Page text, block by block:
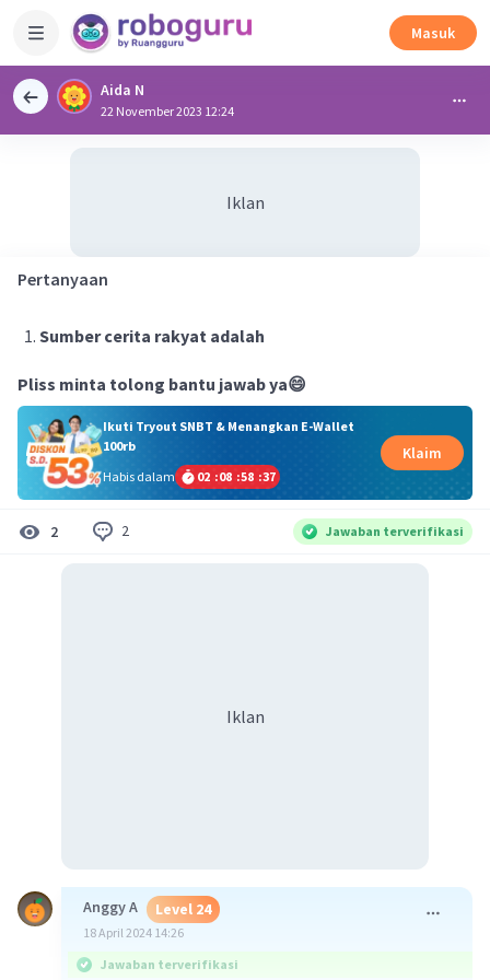
Masuk
Aida N
22 November 2023 12:24
Iklan
Pertanyaan
Sumber cerita rakyat adalah
Pliss minta tolong bantu jawab ya😄
Ikuti Tryout SNBT & Menangkan E-Wallet
100rb
Habis dalam
02 :08 :58 :36
Klaim
2 2 Jawaban terverifikasi
Iklan
Anggy A Level 24
18 April 2024 14:26
Jawaban terverifikasi